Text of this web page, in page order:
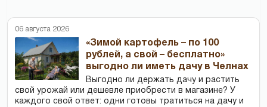
06 августа 2026
«Зимой картофель – по 100
рублей, а свой – бесплатно»
выгодно ли иметь дачу в Челнах
Выгодно ли держать дачу и растить
свой урожай или дешевле приобрести в магазине? У
каждого свой ответ: одни готовы тратиться на дачу и